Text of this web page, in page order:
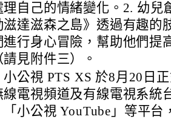
理自己的情緒變化。2. 幼兒
滋達滋森之島》透過有趣的
進行身心冒險，幫助他們提
見附件三）。
小公視 PTS XS 於8月20日
線電視頻道及有線電視系統
「小公視 YouTube」等平